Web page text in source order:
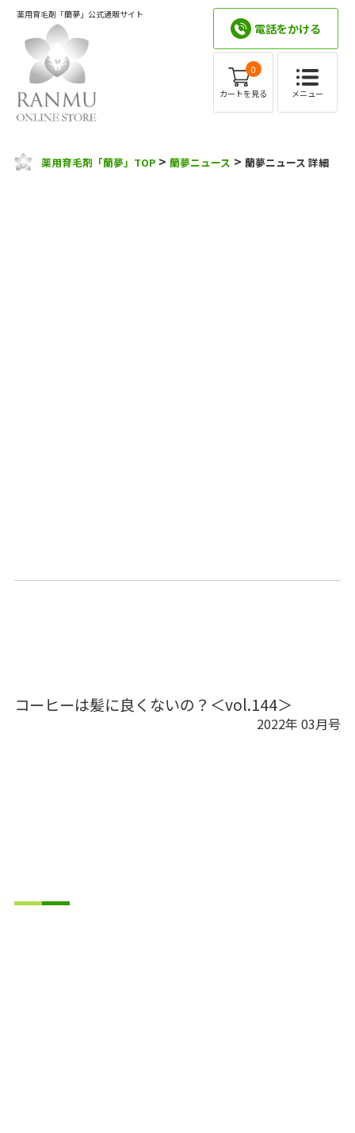
薬用育毛剤「蘭夢」公式通販サイト
電話をかける
0
カートを見る メニュー
薬用育毛剤「蘭夢」TOP >蘭夢ニュース >蘭夢ニュース 詳細
コーヒーは髪に良くないの？＜vol.144＞
2022年 03月号